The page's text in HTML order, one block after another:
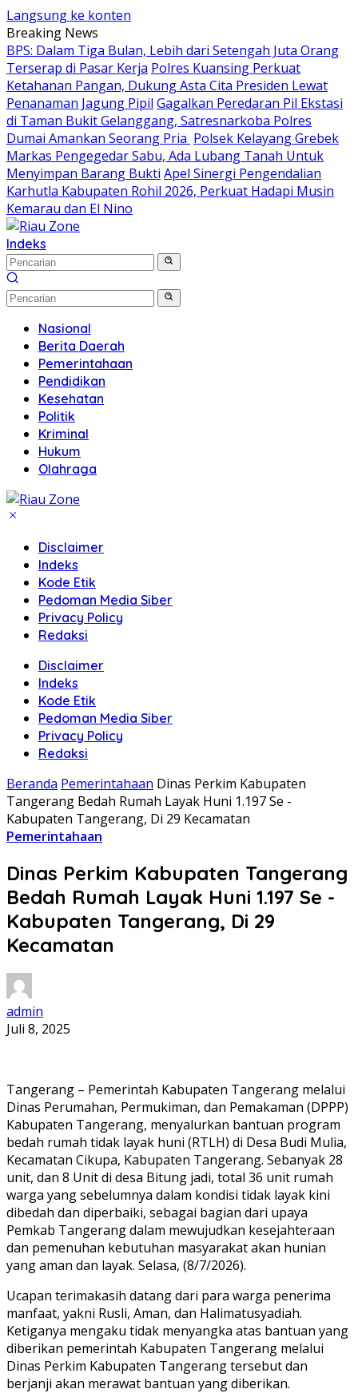
Langsung ke konten
Breaking News
BPS: Dalam Tiga Bulan, Lebih dari Setengah Juta Orang
Terserap di Pasar Kerja Polres Kuansing Perkuat
Ketahanan Pangan, Dukung Asta Cita Presiden Lewat
Penanaman Jagung Pipil Gagalkan Peredaran Pil Ekstasi
di Taman Bukit Gelanggang, Satresnarkoba Polres
Dumai Amankan Seorang Pria Polsek Kelayang Grebek
Markas Pengegedar Sabu, Ada Lubang Tanah Untuk
Menyimpan Barang Bukti Apel Sinergi Pengendalian
Karhutla Kabupaten Rohil 2026, Perkuat Hadapi Musin
Kemarau dan El Nino
Indeks
Nasional
Berita Daerah
Pemerintahaan
Pendidikan
Kesehatan
Politik
Kriminal
Hukum
Olahraga
Disclaimer
Indeks
Kode Etik
Pedoman Media Siber
Privacy Policy
Redaksi
Disclaimer
Indeks
Kode Etik
Pedoman Media Siber
Privacy Policy
Redaksi
Beranda Pemerintahaan Dinas Perkim Kabupaten
Tangerang Bedah Rumah Layak Huni 1.197 Se -
Kabupaten Tangerang, Di 29 Kecamatan
Pemerintahaan
Dinas Perkim Kabupaten Tangerang
Bedah Rumah Layak Huni 1.197 Se -
Kabupaten Tangerang, Di 29
Kecamatan
admin
Juli 8, 2025
Tangerang – Pemerintah Kabupaten Tangerang melalui
Dinas Perumahan, Permukiman, dan Pemakaman (DPPP)
Kabupaten Tangerang, menyalurkan bantuan program
bedah rumah tidak layak huni (RTLH) di Desa Budi Mulia,
Kecamatan Cikupa, Kabupaten Tangerang. Sebanyak 28
unit, dan 8 Unit di desa Bitung jadi, total 36 unit rumah
warga yang sebelumnya dalam kondisi tidak layak kini
dibedah dan diperbaiki, sebagai bagian dari upaya
Pemkab Tangerang dalam mewujudkan kesejahteraan
dan pemenuhan kebutuhan masyarakat akan hunian
yang aman dan layak. Selasa, (8/7/2026).
Ucapan terimakasih datang dari para warga penerima
manfaat, yakni Rusli, Aman, dan Halimatusyadiah.
Ketiganya mengaku tidak menyangka atas bantuan yang
diberikan pemerintah Kabupaten Tangerang melalui
Dinas Perkim Kabupaten Tangerang tersebut dan
berjanji akan merawat bantuan yang diberikan.